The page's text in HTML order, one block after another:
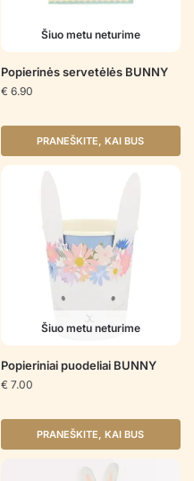
Šiuo metu neturime
Popierinės servetėlės BUNNY
€ 6.90
PRANEŠKITE, KAI BUS
Šiuo metu neturime
Popieriniai puodeliai BUNNY
€ 7.00
PRANEŠKITE, KAI BUS